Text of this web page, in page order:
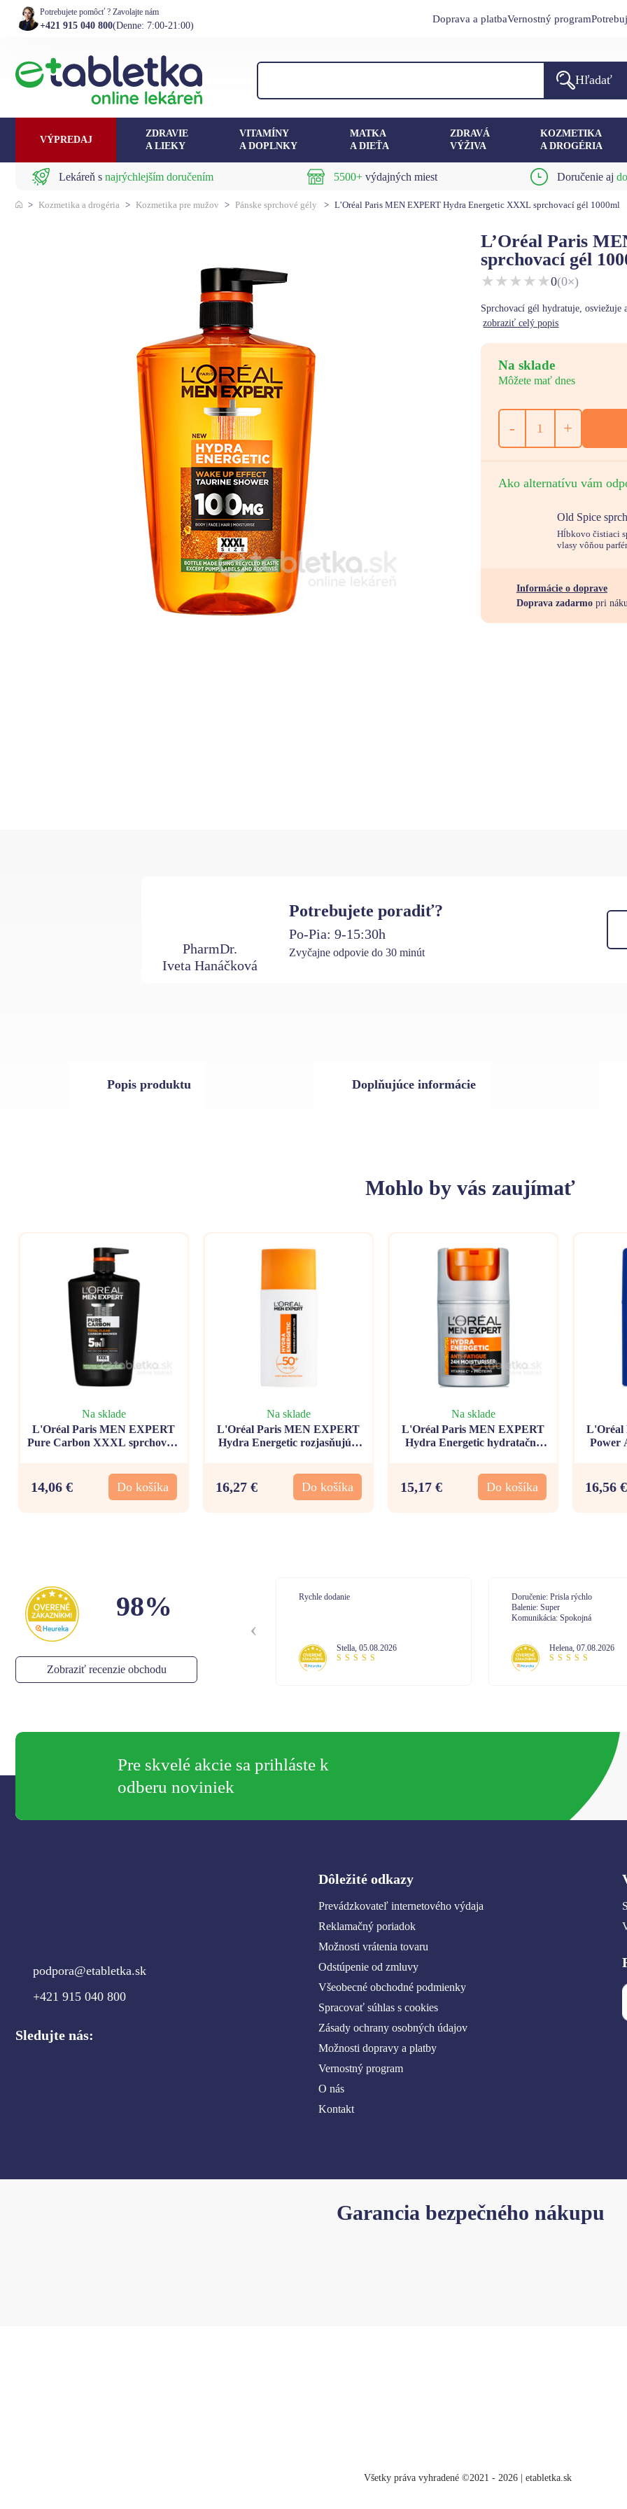
Potrebujete pomôcť ? Zavolajte nám
+421 915 040 800(Denne: 7:00-21:00)
Doprava a platbaVernostný program
Hľadať
VÝPREDAJ
ZDRAVIE
A LIEKY
VITAMÍNY
A DOPLNKY
MATKA
A DIEŤA
ZDRAVÁ
VÝŽIVA
KOZMETIKA
A DROGÉRIA
Lekáreň snajrýchlejším doručením 5500+výdajných miest Doručenie aj
> Kozmetika a drogéria > Kozmetika pre mužov > Pánske sprchové gély > L’Oréal Paris MEN EXPERT Hydra Energetic XXXL sprchovací gél 1000ml
L’Oréal Paris
sprchovací gél
★★★★★0(0×)
Sprchovací gél hydratuje,
zobraziť celý popis
Na sklade
Môžete mať dnes
- +
Ako alternatívu vám
Old Spice
Hĺbkovo čistiaci
vlasy vôňou
Informácie o doprave
Doprava zadarmopri
PharmDr.
Iveta Hanáčková
Potrebujete poradiť?
Po-Pia: 9-15:30h
Zvyčajne odpovie do 30 minút
Popis produktu Doplňujúce informácie
Mohlo by vás zaujímať
Na sklade
L'Oréal Paris MEN EXPERT
Pure Carbon XXXL sprchovací
14,06 € Do košíka
Na sklade
L'Oréal Paris MEN EXPERT
Hydra Energetic rozjasňujúci
16,27 € Do košíka
Na sklade
L'Oréal Paris MEN EXPERT
Hydra Energetic hydratačný
15,17 € Do košíka
L'Oréal
Power
16,56 €
98%
Zobraziť recenzie obchodu
Rychle dodanie
Doručenie: Prisla rýchlo
Helena,07.08.2026
Doručenie: velmi
Balenie: spokojná
Komunikácia: komunikácia na
Janetta, 07.08.2026
Pre skvelé akcie sa prihláste k
odberu noviniek
podpora@etabletka.sk
+421 915 040 800
Sledujte nás:
Dôležité odkazy
Prevádzkovateľ internetového výdaja
Reklamačný poriadok
Možnosti vrátenia tovaru
Odstúpenie od zmluvy
Všeobecné obchodné podmienky
Spracovať súhlas s cookies
Zásady ochrany osobných údajov
Možnosti dopravy a platby
Vernostný program
O nás
Kontakt
Garancia bezpečného nákupu
Všetky práva vyhradené ©2021 - 2026 | etabletka.sk